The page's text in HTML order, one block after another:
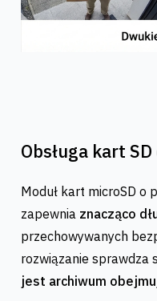
Obsługa kart
Moduł kart microSD o
zapewnia znacząco
przechowywanych
rozwiązanie sprawdza
jest archiwum